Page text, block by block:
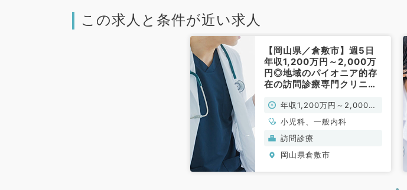
この求人と条件が近い求人
【岡山県／倉敷市】週5日
年収1,200万円～2,000万
円◎地域のパイオニア的存
在の訪問診療専門クリニッ
／常勤）
年収1,200万円～2,000万
円
小児科、一般内科
訪問診療
岡山県倉敷市